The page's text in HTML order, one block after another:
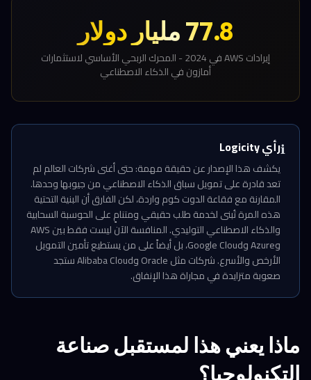
77.8 مليار دولار
إيرادات AWS في 2024 - المحرك الربحي الأساسي لاستثمارات
أمازون في الذكاء الاصطناعي
ℹ️رأي Logicity
يكشف هذا الإصدار عن حقيقة مهمة: حتى أغنى شركات العالم لم
تعد قادرة على تمويل سباق الذكاء الاصطناعي من جيوبها وحدها.
المقارنة مع فقاعة الدوت كوم واردة، لكن الفارق أن البنية التحتية
هذه المرة تُبنى لخدمة طلب حقيقي ومتنامٍ على الحوسبة السحابية
والذكاء الاصطناعي التوليدي. المنافسة الآن ليست فقط بين AWS
وAzure وGoogle Cloud، بل أيضاً على من يستطيع تأمين التمويل
الأرخص والأسرع. شركات مثل Oracle وAlibaba Cloud ستجد
صعوبة متزايدة في مجاراة هذا الإنفاق.
ماذا يعني هذا لمستقبل صناعة
التكنولوجيا؟